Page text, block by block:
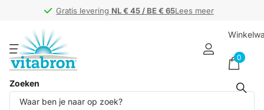
Gratis levering NL € 45 / BE € 65Lees meer
Gratis levering NL € 45 / BE € 65
Zoeken
0
Producten (1)